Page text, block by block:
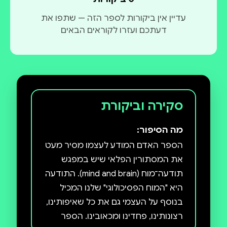
עדיין אין ביקורות לספר הזה — שתפו את
דעתכם ועזרו לקוראים הבאים
סקירה וביקורת
מה הסיפור:
הספר האדם המודע לעצמו מסיר מעט
את המסתורין הפלאי שיש במפגש
תודעה־מוח (mind and brain). התודעה
היא "המוח הפסיכולוגי" שלנו המכיל
בנוסף על העצמי גם את כל שאיפותינו,
רצונותינו, פחדינו ומכאובינו. הספר